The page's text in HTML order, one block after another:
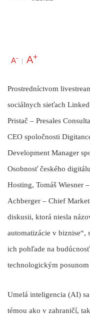
A- | A+
Prostredníctvom
sociálnych sieťach
Pristač – Presales
CEO spoločnosti
Development Manager
Osobnosť českého
Hosting, Tomáš Wiesner
Achberger – Chief
diskusii, ktorá niesla
automatizácie v biznise“,
ich pohľade na
technologickým posunom
Umelá inteligencia (AI)
témou ako v zahraničí,